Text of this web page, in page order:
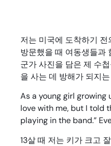
저는 미국에 도착하기
방문했을 때 여동생들과
군가 사진을 담은 제 수
을 사는 데 방해가 되지
As a young girl growing
love with me, but I told
playing in the band.”
13살 때 저는 키가 크고